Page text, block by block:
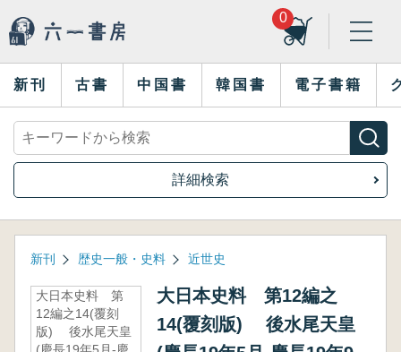
0
新刊 古書 中国書 韓国書 電子書籍
詳細検索
新刊 歴史一般・史料 近世史
大日本史料 第
12編之14(覆刻
版) 後水尾天皇
大日本史料 第12編之
14(覆刻版) 後水尾天皇